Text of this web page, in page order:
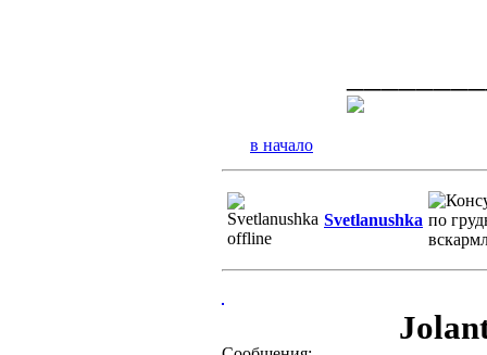
в начало
Svetlanushka